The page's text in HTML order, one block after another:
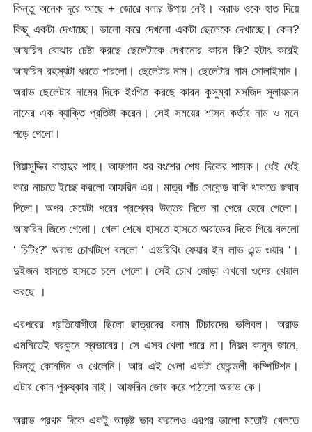
কিন্তু অনেক দূরে আছে + জোরে বলার উপায় নেই। অরাভ ওকে হাত দিয়ে
কিছু একটা দেখাচ্ছে। ভালো করে দেখলো একটা ছেলেকে দেখাচ্ছে। কেন?
আফরিন বোঝার চেষ্টা করছে ছেলেটাকে দেখানোর কারন কি? হটাৎ করেই
আফরিন রহস্যটা ধরতে পারলো। ছেলেটার নাম। ছেলেটার নাম সোলাইমান।
অরাভ ছেলেটার নামের দিকে ইংগিত করছে কারন কুসুম্বা মসজিদ সুলায়মান
নামের এক ব্যাক্তি প্রতিষ্টা করেন। সেই সময়ের শাসন কর্তার নাম ও মনে
পড়ে গেলো।
গিয়াসুদ্দিন বাহাদুর শাহ। আফগান শুর বংশের শেষ দিকের শাসক। ধেই ধেই
করে নাচতে ইচ্ছে করলো আফরিন এর। মাত্র পাঁচ সেকেন্ড বাকি থাকতে জবাব
দিলো। অপর মেয়েটা পরের প্রশ্নের উত্তর দিতে না পেরে হেরে গেলো।
আফরিন জিতে গেলো। খেলা শেষে হাসতে হাসতে অরাভের দিকে গিয়ে বললো
‘ চিটিং?’ অরাভ চোখটিপে বললো ‘ এভরিথিং ফেয়ার ইন লাভ এন্ড ওয়ার ‘।
দুইজন হাসতে হাসতে চলে গেলো। সেই চোখ জোড়া এখনো ওদের খেয়াল
করছে ।
এরপরের প্রতিযোগীতা ছিলো ছাত্রদের বনাম টিচারদের ভলিবল। অরাভ
এমনিতেই ঘরকুনে স্বভাবের। সে এসব খেলা পারে না। নিয়ম কানুন জানে,
কিন্তু কোনদিন ও খেলেনি। আর এই খেলা একটা ফ্রেন্ডলী কম্পিটিশন।
এটার কোন পুরুষ্কার নাই। আফরিন জোর করে পাঠালো অরাভ কে।
অরাভ প্রথম দিকে একটু আড়ষ্ট ভাব করলেও এরপর ভালো মতোই খেলতে